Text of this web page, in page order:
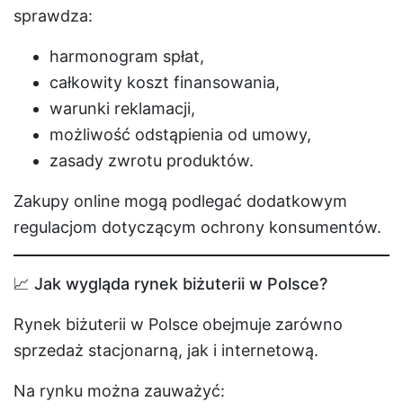
sprawdza:
harmonogram spłat,
całkowity koszt finansowania,
warunki reklamacji,
możliwość odstąpienia od umowy,
zasady zwrotu produktów.
Zakupy online mogą podlegać dodatkowym
regulacjom dotyczącym ochrony konsumentów.
📈 Jak wygląda rynek biżuterii w Polsce?
Rynek biżuterii w Polsce obejmuje zarówno
sprzedaż stacjonarną, jak i internetową.
Na rynku można zauważyć: